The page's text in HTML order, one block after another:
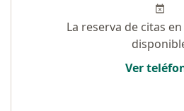
La reserva de citas
Ver